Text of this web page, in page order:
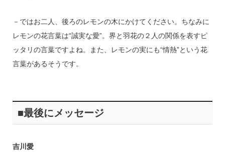
－ではお二人、後ろのレモンの木にかけてください。ちなみに
レモンの花言葉は“誠実な愛”。界と羽花の２人の関係を表すピ
ッタリの言葉ですよね。また、レモンの実にも“情熱”という花
言葉があるそうです。
■最後にメッセージ
吉川愛